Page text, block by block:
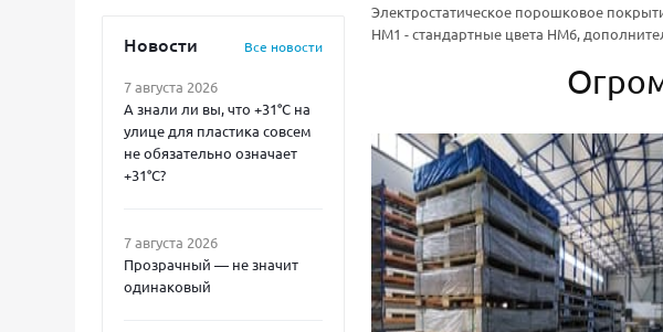
Новости Все новости
7 августа 2026
А знали ли вы, что +31°C на
улице для пластика совсем
не обязательно означает
+31°C?
7 августа 2026
Прозрачный — не значит
одинаковый
Электростатическое порошковое
HM1 - стандартные цвета HM6,